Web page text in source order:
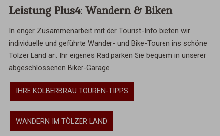
Leistung Plus4: Wandern & Biken
In enger Zusammenarbeit mit der Tourist-Info bieten wir
individuelle und geführte Wander- und Bike-Touren ins schöne
Tölzer Land an. Ihr eigenes Rad parken Sie bequem in unserer
abgeschlossenen Biker-Garage.
IHRE KOLBERBRÄU TOUREN-TIPPS
WANDERN IM TÖLZER LAND